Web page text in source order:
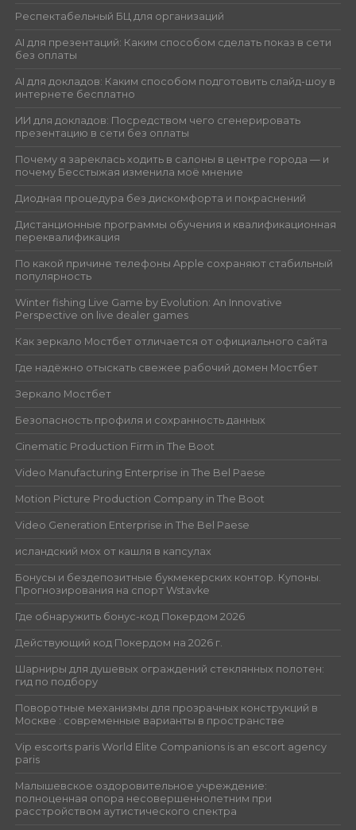
Респектабельный БЦ для организаций
AI для презентаций: Каким способом сделать показ в сети
без оплаты
AI для докладов: Каким способом подготовить слайд-шоу в
интернете бесплатно
ИИ для докладов: Посредством чего сгенерировать
презентацию в сети без оплаты
Почему я зареклась ходить в салоны в центре города — и
почему Бесстыжая изменила моё мнение
Диодная процедура без дискомфорта и покраснений
Дистанционные программы обучения и квалификационная
переквалификация
По какой причине телефоны Apple сохраняют стабильный
популярность
Winter fishing Live Game by Evolution: An Innovative
Perspective on live dealer games
Как зеркало Мостбет отличается от официального сайта
Где надёжно отыскать свежее рабочий домен Мостбет
Зеркало Мостбет
Безопасность профиля и сохранность данных
Cinematic Production Firm in The Boot
Video Manufacturing Enterprise in The Bel Paese
Motion Picture Production Company in The Boot
Video Generation Enterprise in The Bel Paese
исландский мох от кашля в капсулах
Бонусы и бездепозитные букмекерских контор. Купоны.
Прогнозирования на спорт Wstavke
Где обнаружить бонус-код Покердом 2026
Действующий код Покердом на 2026 г.
Шарниры для душевых ограждений стеклянных полотен:
гид по подбору
Поворотные механизмы для прозрачных конструкций в
Москве : современные варианты в пространстве
Vip escorts paris World Elite Companions is an escort agency
paris
Малышевское оздоровительное учреждение:
полноценная опора несовершеннолетним при
расстройством аутистического спектра